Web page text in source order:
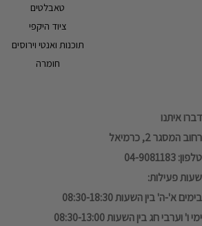
טאבלטים
ציוד היקפי
תוכנות ואנטי וירוסים
חומרה
דברו איתנו
רחוב המסגר 2, כרמיאל
טלפון: 04-9081183
שעות פעילות:
בימים א'-ה' בין השעות 08:30-18:30
ימי ו' וערבי חג בין השעות 08:30-13:00